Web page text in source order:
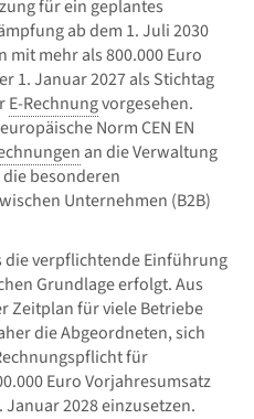
für ein geplantes
ab dem 1. Juli 2030
mit mehr als 800.000 Euro
1. Januar 2027 als Stichtag
E-Rechnungvorgesehen.
Norm CEN EN
an die Verwaltung
besonderen
Unternehmen (B2B)
die verpflichtende Einführung
Grundlage erfolgt. Aus
Zeitplan für viele Betriebe
die Abgeordneten, sich
für
Euro Vorjahresumsatz
Januar 2028 einzusetzen.